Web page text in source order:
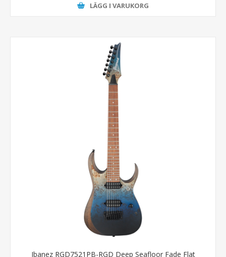
LÄGG I VARUKORG
Ibanez RGD7521PB-RGD Deep Seafloor Fade Flat